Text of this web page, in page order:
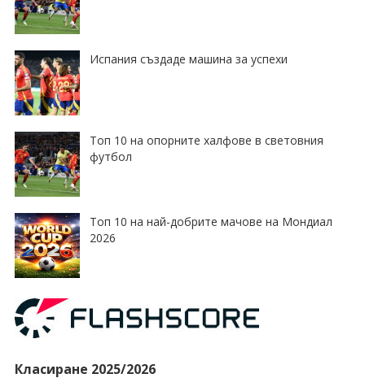
Испания създаде машина за успехи
Топ 10 на опорните халфове в световния
футбол
Топ 10 на най-добрите мачове на Мондиал
2026
Класиране 2025/2026